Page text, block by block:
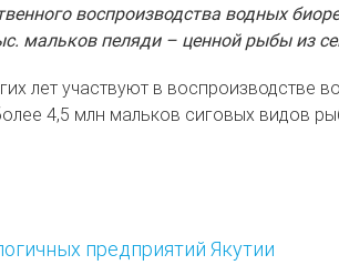
воспроизводства водных
мальков пеляди – ценной рыбы из
лет участвуют в воспроизводстве
4,5 млн мальков сиговых видов
предприятий Якутии